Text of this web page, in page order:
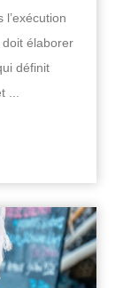
l’exécution
doit élaborer
définit
...